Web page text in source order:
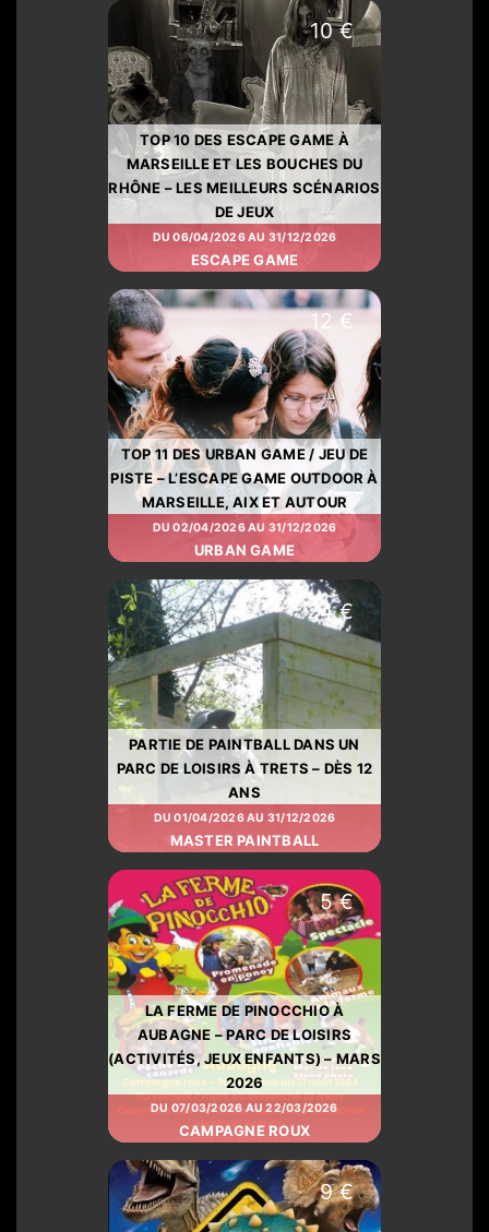
10 €
TOP 10 DES ESCAPE GAME À
MARSEILLE ET LES BOUCHES DU
RHÔNE – LES MEILLEURS SCÉNARIOS
DE JEUX
DU 06/04/2026 AU 31/12/2026
ESCAPE GAME
12 €
TOP 11 DES URBAN GAME / JEU DE
PISTE – L’ESCAPE GAME OUTDOOR À
MARSEILLE, AIX ET AUTOUR
DU 02/04/2026 AU 31/12/2026
URBAN GAME
24 €
PARTIE DE PAINTBALL DANS UN
PARC DE LOISIRS À TRETS – DÈS 12
ANS
DU 01/04/2026 AU 31/12/2026
MASTER PAINTBALL
5 €
LA FERME DE PINOCCHIO À
AUBAGNE – PARC DE LOISIRS
(ACTIVITÉS, JEUX ENFANTS) – MARS
2026
DU 07/03/2026 AU 22/03/2026
CAMPAGNE ROUX
9 €